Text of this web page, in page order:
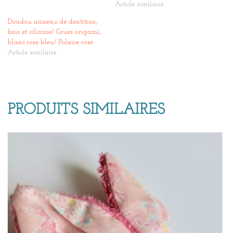
Article similaire
Doudou anneau de dentition,
bois et silicone/ Grues origami,
blanc rose bleu/ Polaire rose
Article similaire
PRODUITS SIMILAIRES